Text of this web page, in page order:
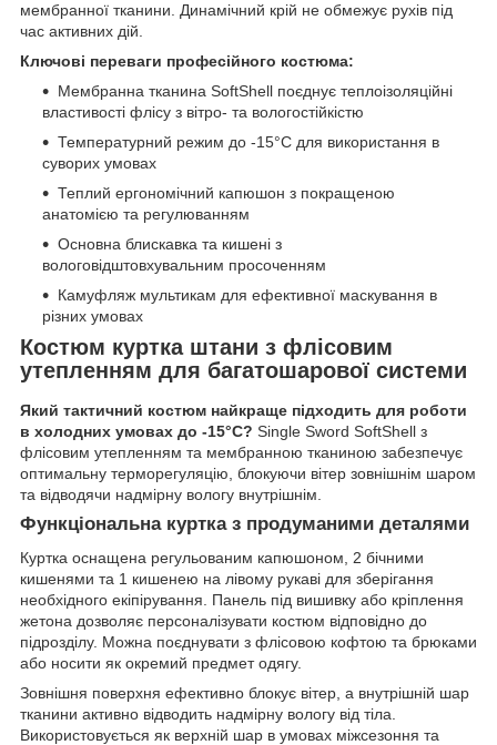
мембранної тканини. Динамічний крій не обмежує рухів під
час активних дій.
Ключові переваги професійного костюма:
Мембранна тканина SoftShell поєднує теплоізоляційні
властивості флісу з вітро- та вологостійкістю
Температурний режим до -15°С для використання в
суворих умовах
Теплий ергономічний капюшон з покращеною
анатомією та регулюванням
Основна блискавка та кишені з
вологовідштовхувальним просоченням
Камуфляж мультикам для ефективної маскування в
різних умовах
Костюм куртка штани з флісовим
утепленням для багатошарової системи
Який тактичний костюм найкраще підходить для роботи
в холодних умовах до -15°С? Single Sword SoftShell з
флісовим утепленням та мембранною тканиною забезпечує
оптимальну терморегуляцію, блокуючи вітер зовнішнім шаром
та відводячи надмірну вологу внутрішнім.
Функціональна куртка з продуманими деталями
Куртка оснащена регульованим капюшоном, 2 бічними
кишенями та 1 кишенею на лівому рукаві для зберігання
необхідного екіпірування. Панель під вишивку або кріплення
жетона дозволяє персоналізувати костюм відповідно до
підрозділу. Можна поєднувати з флісовою кофтою та брюками
або носити як окремий предмет одягу.
Зовнішня поверхня ефективно блокує вітер, а внутрішній шар
тканини активно відводить надмірну вологу від тіла.
Використовується як верхній шар в умовах міжсезоння та